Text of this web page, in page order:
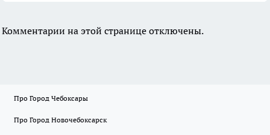
Комментарии на этой странице отключены.
Про Город Чебоксары
Про Город Новочебоксарск